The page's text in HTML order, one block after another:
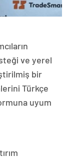
ve yerel
bir
Türkçe
uyum